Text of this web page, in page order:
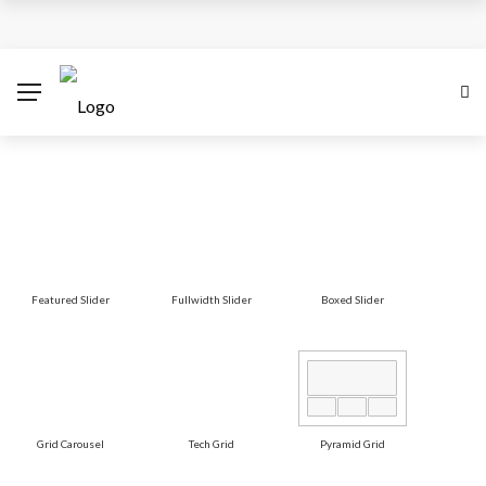
el 2026?
Antes del 8 de diciembre se superará emergencia
de Ébano y Azúcar en la Literatura Global
Featured Slider Fullwidth Slider Boxed Slider
Grid Carousel Tech Grid Pyramid Grid